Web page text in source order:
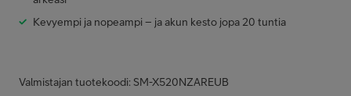
Kevyempi ja nopeampi – ja akun kesto jopa 20 tuntia
Valmistajan tuotekoodi: SM-X520NZAREUB